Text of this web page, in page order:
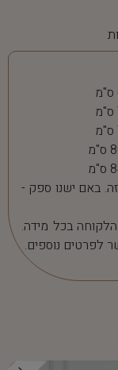
באם ישנו ספק -
בכל מידה.
לפרטים נוספים.